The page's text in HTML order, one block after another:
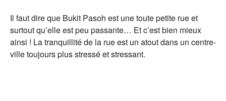
Il faut dire que Bukit Pasoh est une toute petite rue et
surtout qu’elle est peu passante… Et c’est bien mieux
ainsi ! La tranquillité de la rue est un atout dans un centre-
ville toujours plus stressé et stressant.